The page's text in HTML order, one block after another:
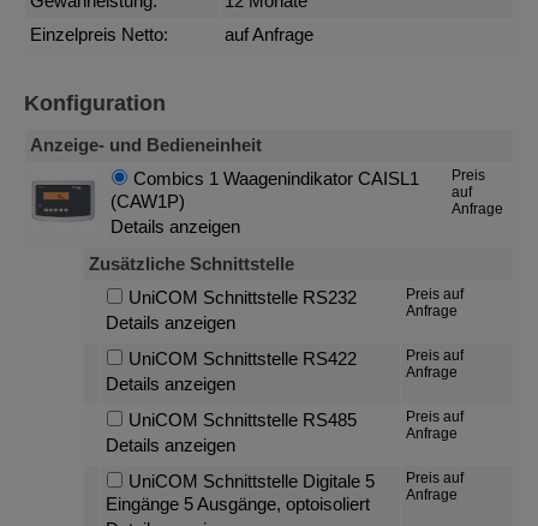
Einzelpreis Netto:
auf Anfrage
Konfiguration
Anzeige- und Bedieneinheit
Combics 1 Waagenindikator CAISL1
(CAW1P)
Details anzeigen
Preis
auf
Anfrage
Zusätzliche Schnittstelle
UniCOM Schnittstelle RS232
Details anzeigen
Preis auf
Anfrage
UniCOM Schnittstelle RS422
Details anzeigen
Preis auf
Anfrage
UniCOM Schnittstelle RS485
Details anzeigen
Preis auf
Anfrage
UniCOM Schnittstelle Digitale 5
Eingänge 5 Ausgänge, optoisoliert
Preis auf
Anfrage